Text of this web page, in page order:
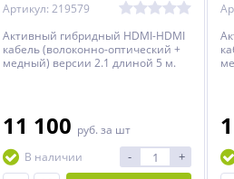
Артикул: 219579
Активный гибридный HDMI-HDMI
кабель (волоконно-оптический +
медный) версии 2.1 длиной 5 м.
11 100 руб. за шт
В наличии
- +